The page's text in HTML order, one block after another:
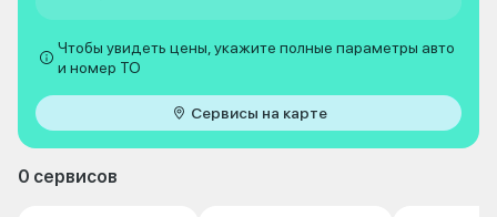
Чтобы увидеть цены, укажите полные параметры авто
и номер ТО
Сервисы на карте
0 сервисов